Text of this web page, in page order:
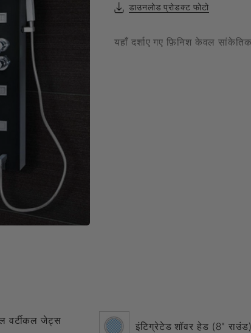
डाउनलोड प्रोडक्ट फोटो
यहाँ दर्शाए गए फ़िनिश केवल
वर्टीकल जेट्स
इंटिग्रेटेड शॉवर हेड (8" राउंड)